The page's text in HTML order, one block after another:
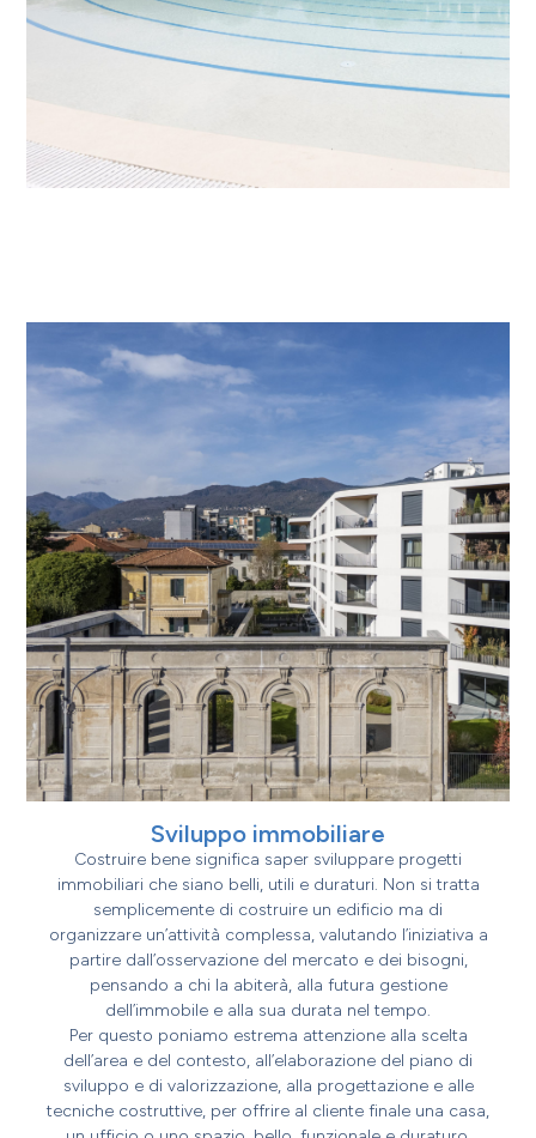
Sviluppo immobiliare
Costruire bene significa saper sviluppare progetti
immobiliari che siano belli, utili e duraturi. Non si tratta
semplicemente di costruire un edificio ma di
organizzare un’attività complessa, valutando l’iniziativa a
partire dall’osservazione del mercato e dei bisogni,
pensando a chi la abiterà, alla futura gestione
dell’immobile e alla sua durata nel tempo.
Per questo poniamo estrema attenzione alla scelta
dell’area e del contesto, all’elaborazione del piano di
sviluppo e di valorizzazione, alla progettazione e alle
tecniche costruttive, per offrire al cliente finale una casa,